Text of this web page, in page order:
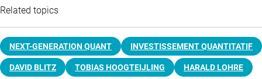
Related topics
NEXT-GENERATION QUANT INVESTISSEMENT QUANTITATIF
DAVID BLITZ TOBIAS HOOGTEIJLING HARALD LOHRE